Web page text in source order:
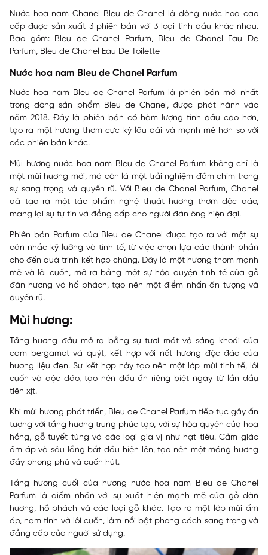
Nước hoa nam Chanel Bleu de Chanel là dòng nước hoa cao
cấp được sản xuất 3 phiên bản với 3 loại tinh dầu khác nhau.
Bao gồm: Bleu de Chanel Parfum, Bleu de Chanel Eau De
Parfum, Bleu de Chanel Eau De Toilette
Nước hoa nam Bleu de Chanel Parfum
Nước hoa nam Bleu de Chanel Parfum là phiên bản mới nhất
trong dòng sản phẩm Bleu de Chanel, được phát hành vào
năm 2018. Đây là phiên bản có hàm lượng tinh dầu cao hơn,
tạo ra một hương thơm cực kỳ lâu dài và mạnh mẽ hơn so với
các phiên bản khác.
Mùi hương nước hoa nam Bleu de Chanel Parfum không chỉ là
một mùi hương mới, mà còn là một trải nghiệm đắm chìm trong
sự sang trọng và quyến rũ. Với Bleu de Chanel Parfum, Chanel
đã tạo ra một tác phẩm nghệ thuật hương thơm độc đáo,
mang lại sự tự tin và đẳng cấp cho người đàn ông hiện đại.
Phiên bản Parfum của Bleu de Chanel được tạo ra với một sự
cân nhắc kỹ lưỡng và tinh tế, từ việc chọn lựa các thành phần
cho đến quá trình kết hợp chúng. Đây là một hương thơm mạnh
mẽ và lôi cuốn, mở ra bằng một sự hòa quyện tinh tế của gỗ
đàn hương và hổ phách, tạo nên một điểm nhấn ấn tượng và
quyến rũ.
Mùi hương:
Tầng hương đầu mở ra bằng sự tươi mát và sảng khoái của
cam bergamot và quýt, kết hợp với nốt hương độc đáo của
hương liệu đen. Sự kết hợp này tạo nên một lớp mùi tinh tế, lôi
cuốn và độc đáo, tạo nên dấu ấn riêng biệt ngay từ lần đầu
tiên xịt.
Khi mùi hương phát triển, Bleu de Chanel Parfum tiếp tục gây ấn
tượng với tầng hương trung phức tạp, với sự hòa quyện của hoa
hồng, gỗ tuyết tùng và các loại gia vị như hạt tiêu. Cảm giác
ấm áp và sâu lắng bắt đầu hiện lên, tạo nên một mảng hương
đầy phong phú và cuốn hút.
Tầng hương cuối của hương nước hoa nam Bleu de Chanel
Parfum là điểm nhấn với sự xuất hiện mạnh mẽ của gỗ đàn
hương, hổ phách và các loại gỗ khác. Tạo ra một lớp mùi ấm
áp, nam tính và lôi cuốn, làm nổi bật phong cách sang trọng và
đẳng cấp của người sử dụng.